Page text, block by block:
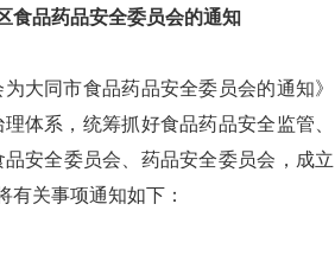
食品药品安全委员会的通知
大同市食品药品安全委员会的通知》
体系，统筹抓好食品药品安全监管、
安全委员会、药品安全委员会，成立
有关事项通知如下：